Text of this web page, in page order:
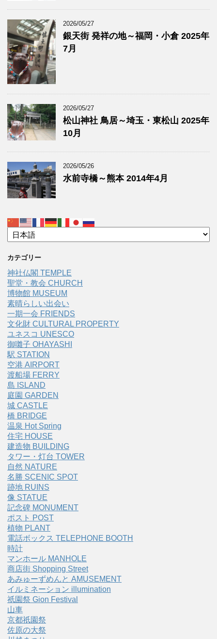
2026/05/27
銀天街 発祥の地～福岡・小倉 2025年
7月
2026/05/27
松山神社 鳥居～埼玉・東松山 2025年
10月
2026/05/26
水前寺橋～熊本 2014年4月
カテゴリー
神社仏閣 TEMPLE
聖堂・教会 CHURCH
博物館 MUSEUM
素晴らしい出会い
一期一会 FRIENDS
文化財 CULTURAL PROPERTY
ユネスコ UNESCO
御囃子 OHAYASHI
駅 STATION
空港 AIRPORT
渡船場 FERRY
島 ISLAND
庭園 GARDEN
城 CASTLE
橋 BRIDGE
温泉 Hot Spring
住宅 HOUSE
建造物 BUILDING
タワー・灯台 TOWER
自然 NATURE
名勝 SCENIC SPOT
跡地 RUINS
像 STATUE
記念碑 MONUMENT
ポスト POST
植物 PLANT
電話ボックス TELEPHONE BOOTH
時計
マンホール MANHOLE
商店街 Shopping Street
あみゅーずめんと AMUSEMENT
イルミネーション illumination
祇園祭 Gion Festival
山車
京都祇園祭
佐原の大祭